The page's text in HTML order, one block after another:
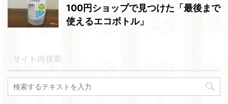
100円ショップで見つけた「最後まで
使えるエコボトル」
サイト内検索